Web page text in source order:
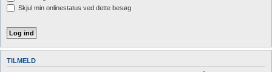
Skjul min onlinestatus ved dette besøg
TILMELD